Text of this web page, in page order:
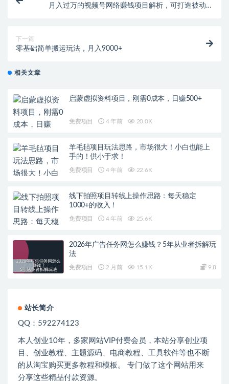
月入过万的视频号网络赚钱项目解析，可打造被动收
下一篇
零基础简单搬运玩法，月入9000+
相关文章
启蒙虚拟资料项目，刚需0成本，日赚500+
免费项目 4 年前 20.0K
羊毛毡项目玩法思路，市场很大！小白也能上
手的！供小于求！
免费项目 4 年前 22.6K
线下拍照项目转线上操作思路：每天稳定
1000+的收入！
免费项目 4 年前 25.6K
2026年广告任务网怎么赚钱？5年从业者拆解玩
法
免费项目 2 月前 15.1K 9.8
站长简介
QQ：592274123
本人创业10年，多家网站VIP付费会员，本站分享创业项
目、创业教程、主题源码、电商教程、工具软件等也不断
的从淘宝购买更多教程和模板。 专门做了这个网站用来
分享这些精品付款资源。